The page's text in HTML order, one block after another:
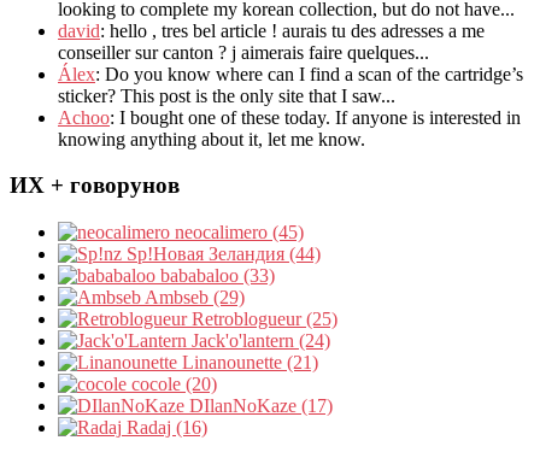
looking to complete my korean collection, but do not have...
david: hello , tres bel article ! aurais tu des adresses a me
conseiller sur canton ? j aimerais faire quelques...
Álex: Do you know where can I find a scan of the cartridge’s
sticker? This post is the only site that I saw...
Achoo: I bought one of these today. If anyone is interested in
knowing anything about it, let me know.
ИХ + говорунов
neocalimero (45)
Sp!Новая Зеландия (44)
bababaloo (33)
Ambseb (29)
Retroblogueur (25)
Jack'o'lantern (24)
Linanounette (21)
cocole (20)
DIlanNoKaze (17)
Radaj (16)